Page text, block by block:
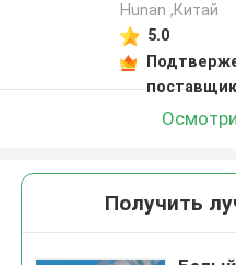
Hunan ,Китай
5.0
поставщик
Получить